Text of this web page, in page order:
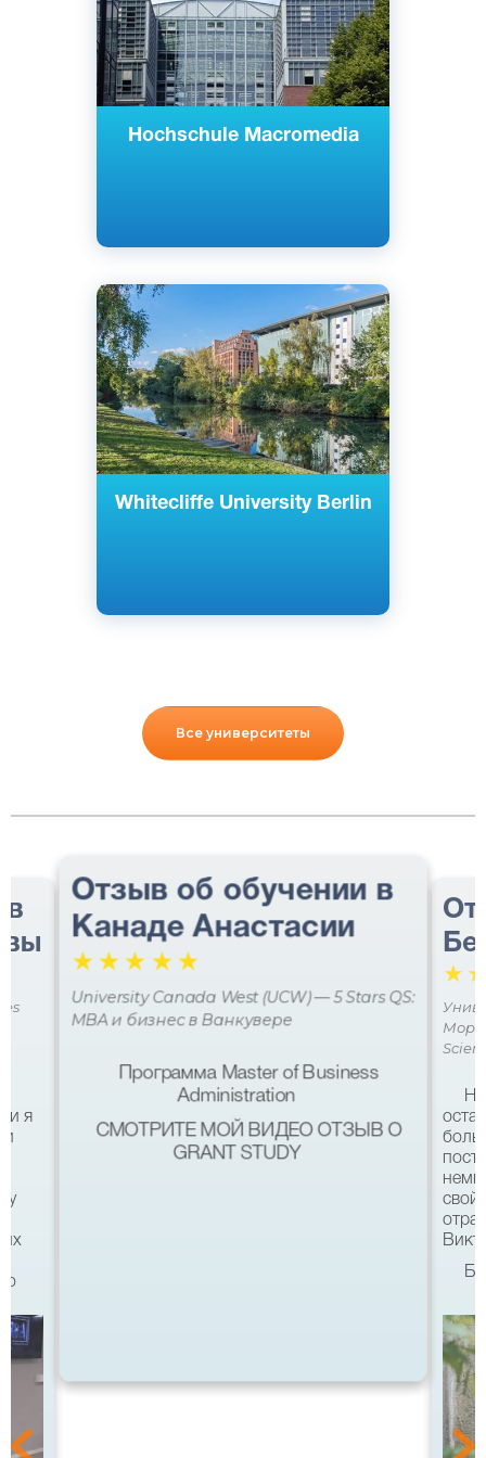
Hochschule Macromedia
Whitecliffe University Berlin
Английский
Берлин, Германия
Частный
Все университеты
в
я
и
в
Отзыв об обучении в
Канаде Анастасии
☆☆☆ ☆☆
University Canada West (UCW) — 5 Stars QS:
MBA и бизнес в Ванкувере
Программа Master of Business
Administration
СМОТРИТЕ МОЙ ВИДЕО ОТЗЫВ О
GRANT STUDY
☆
Мора
свой
Все
Мура